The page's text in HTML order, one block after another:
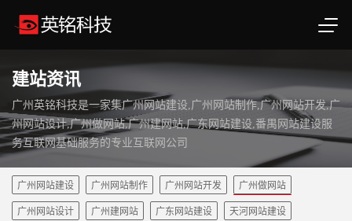
建站资讯
广州英铭科技是一家集广州网站建设,广州网站制作,广州网站开发,广
州网站设计,广州做网站,广州建网站,广东网站建设,番禺网站建设服
务互联网基础服务的专业互联网公司
广州网站建设 广州网站制作 广州网站开发 广州做网站
广州网站设计 广州建网站 广东网站建设 天河网站建设